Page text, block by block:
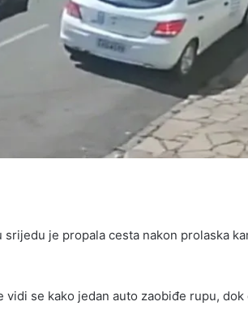
je propala cesta nakon prolaska
se kako jedan auto zaobiđe rupu,